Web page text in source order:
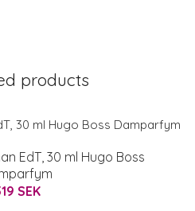
products
EdT, 30 ml Hugo Boss
SEK